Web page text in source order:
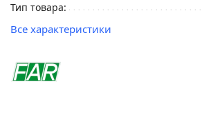
Тип товара:
Все характеристики